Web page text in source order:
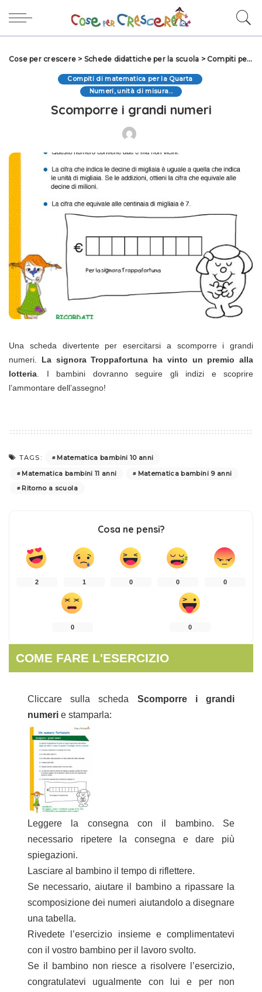
Cose per crescere > Schede didattiche per la scuola >Compiti per le vacanze
Compiti di matematica per la Quarta
Numeri, unità di misura...
Scomporre i grandi numeri
Una scheda divertente per esercitarsi a scomporre i grandi
numeri.
La signora Troppafortuna ha vinto un premio alla
lotteria . I bambini dovranno seguire gli indizi e scoprire
l’ammontare dell’assegno!
TAGS:
Matematica bambini 10 anni
Matematica bambini 11 anni
Matematica bambini 9 anni
Ritorno a scuola
Cosa ne pensi?
2 1 0 0 0
0 0
COME FARE L'ESERCIZIO
Cliccare sulla scheda Scomporre i grandi
numeri e stamparla:
Leggere la consegna con il bambino. Se
necessario ripetere la consegna e dare più
spiegazioni.
Lasciare al bambino il tempo di riflettere.
Se necessario, aiutare il bambino a ripassare la
scomposizione dei numeri aiutandolo a disegnare
una tabella.
Rivedete l’esercizio insieme e complimentatevi
con il vostro bambino per il lavoro svolto.
Se il bambino non riesce a risolvere l’esercizio,
congratulatevi ugualmente con lui e per non